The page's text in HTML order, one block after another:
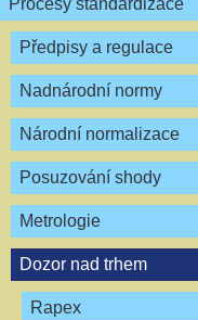
Procesy standardizace
Předpisy a regulace
Nadnárodní normy
Národní normalizace
Posuzování shody
Metrologie
Dozor nad trhem
Rapex